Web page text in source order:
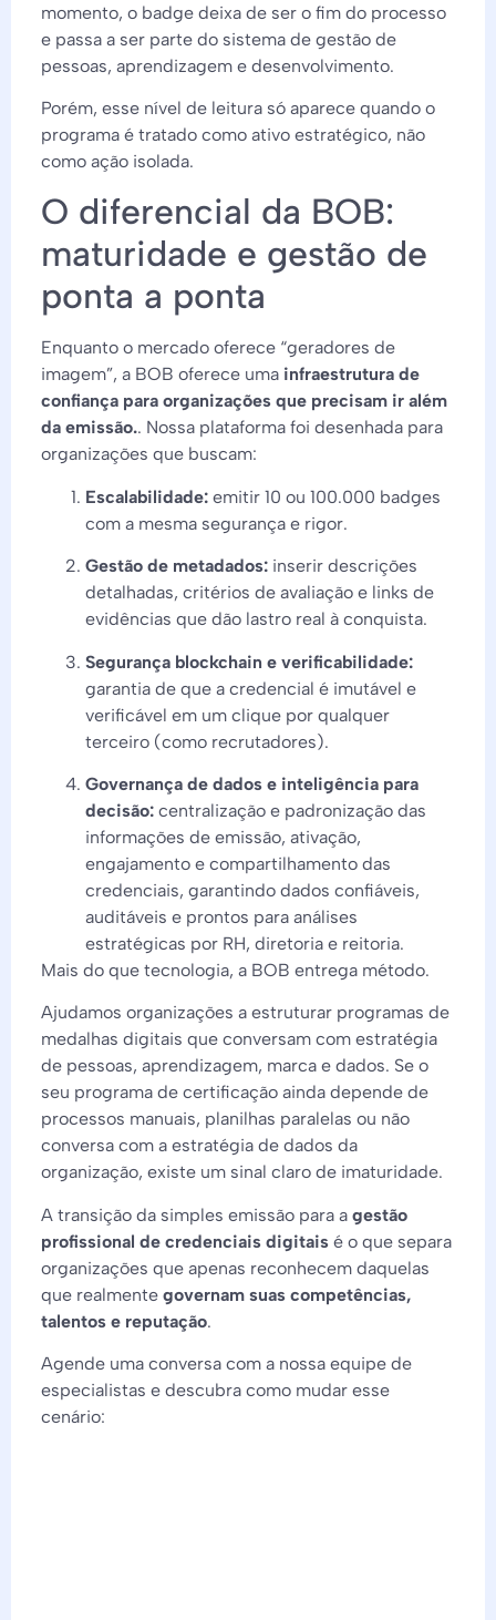
momento, o badge deixa de ser o fim do processo
e passa a ser parte do sistema de gestão de
pessoas, aprendizagem e desenvolvimento.
Porém, esse nível de leitura só aparece quando o
programa é tratado como ativo estratégico, não
como ação isolada.
O diferencial da BOB:
maturidade e gestão de
ponta a ponta
Enquanto o mercado oferece “geradores de
imagem”, a BOB oferece uma infraestrutura de
confiança para organizações que precisam ir além
da emissão.. Nossa plataforma foi desenhada para
organizações que buscam:
Escalabilidade: emitir 10 ou 100.000 badges
com a mesma segurança e rigor.
Gestão de metadados: inserir descrições
detalhadas, critérios de avaliação e links de
evidências que dão lastro real à conquista.
Segurança blockchain e verificabilidade:
garantia de que a credencial é imutável e
verificável em um clique por qualquer
terceiro (como recrutadores).
Governança de dados e inteligência para
decisão: centralização e padronização das
informações de emissão, ativação,
engajamento e compartilhamento das
credenciais, garantindo dados confiáveis,
auditáveis e prontos para análises
estratégicas por RH, diretoria e reitoria.
Mais do que tecnologia, a BOB entrega método.
Ajudamos organizações a estruturar programas de
medalhas digitais que conversam com estratégia
de pessoas, aprendizagem, marca e dados. Se o
seu programa de certificação ainda depende de
processos manuais, planilhas paralelas ou não
conversa com a estratégia de dados da
organização, existe um sinal claro de imaturidade.
A transição da simples emissão para a gestão
profissional de credenciais digitais é o que separa
organizações que apenas reconhecem daquelas
que realmente governam suas competências,
talentos e reputação.
Agende uma conversa com a nossa equipe de
especialistas e descubra como mudar esse
cenário: